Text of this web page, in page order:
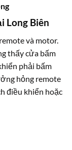
Long Biên
và motor.
thấy cửa bấm
phải bấm
hỏng remote
điều khiển hoặc